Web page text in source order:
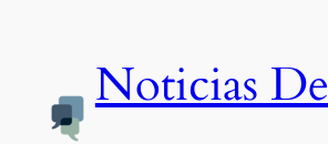
Noticias De